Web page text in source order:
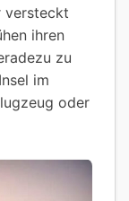
versteckt
ihren
zu
im
oder